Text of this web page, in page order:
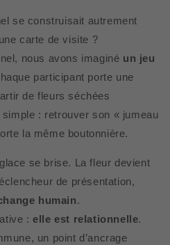
se construisait autrement
carte de visite ?
nous avons imaginé un jeu
participant porte une
de fleurs séchées
: retrouver son « jumeau
la même boutonnière.
se brise. La fleur devient
de présentation,
humain.
: elle est relationnelle.
un point d’ancrage